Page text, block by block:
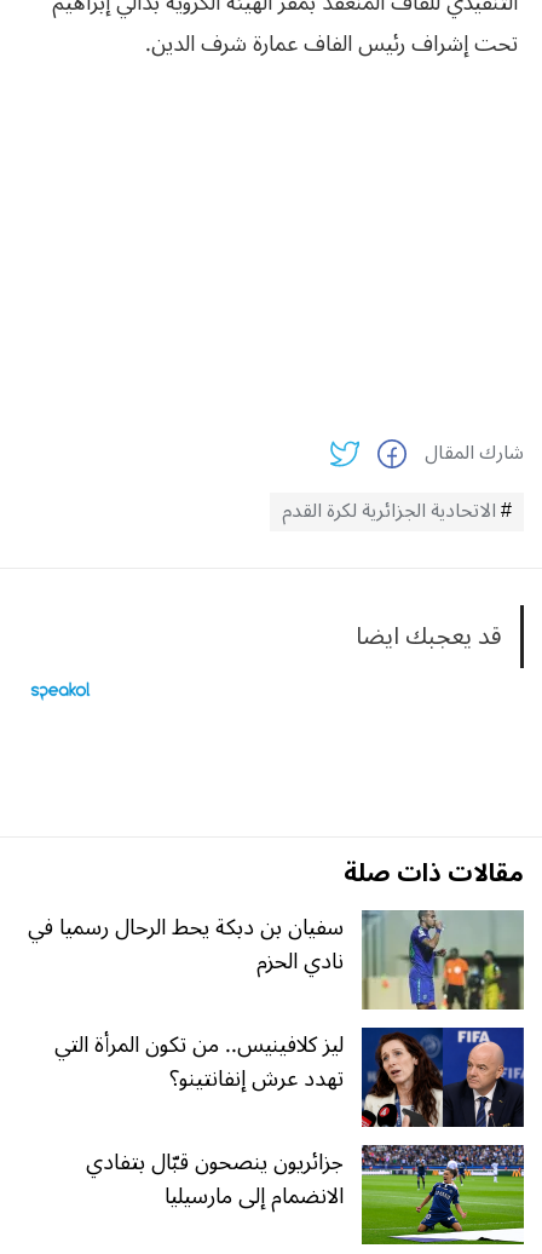
تحت إشراف رئيس الفاف عمارة شرف الدين.
شارك المقال
الاتحادية الجزائرية لكرة القدم
قد يعجبك ايضا
مقالات ذات صلة
سفيان بن دبكة يحط الرحال رسميا في
نادي الحزم
ليز كلافينيس.. من تكون المرأة التي
تهدد عرش إنفانتينو؟
جزائريون ينصحون قبّال بتفادي
الانضمام إلى مارسيليا